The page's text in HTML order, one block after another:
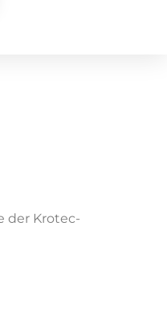
der Krotec-